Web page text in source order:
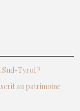
Sud-Tyrol ?
au patrimoine